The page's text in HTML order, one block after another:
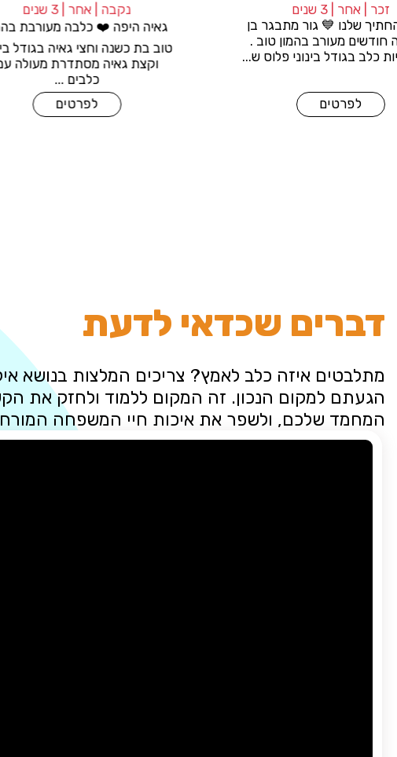
זכר | אחר | 3 שנים
שוריק החתיך שלנו 💙 גור מתבגר בן
כשמונה חודשים מעורב בהמון טוב .
יגדל להיות כלב בגודל בינוני פלוס ש...
נקבה | אחר | 3
גאיה היפה ❤️
טוב בת כשנה וחצי
וקצת גאיה
דברים שכדאי לדעת
מתלבטים איזה כלב לאמץ? צריכים המלצות בנושא
הגעתם למקום הנכון. זה המקום ללמוד ולחזק את
המחמד שלכם, ולשפר את איכות חיי המשפחה